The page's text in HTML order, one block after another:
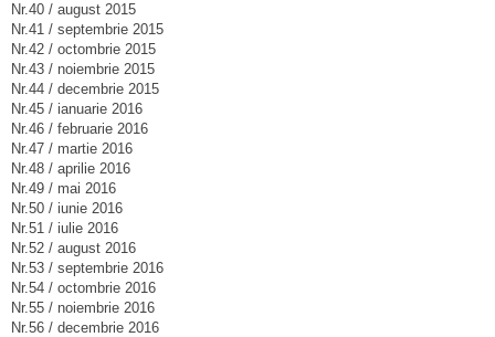
Nr.40 / august 2015
Nr.41 / septembrie 2015
Nr.42 / octombrie 2015
Nr.43 / noiembrie 2015
Nr.44 / decembrie 2015
Nr.45 / ianuarie 2016
Nr.46 / februarie 2016
Nr.47 / martie 2016
Nr.48 / aprilie 2016
Nr.49 / mai 2016
Nr.50 / iunie 2016
Nr.51 / iulie 2016
Nr.52 / august 2016
Nr.53 / septembrie 2016
Nr.54 / octombrie 2016
Nr.55 / noiembrie 2016
Nr.56 / decembrie 2016